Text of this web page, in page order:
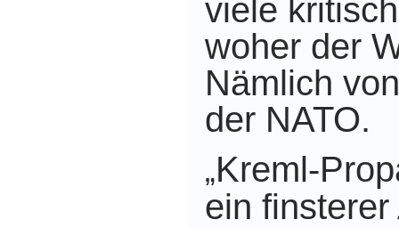
viele
woher der
Nämlich
der NATO.
„Kreml-
ein